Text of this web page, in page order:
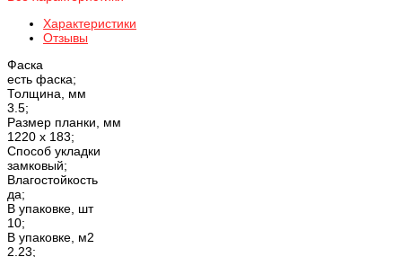
Характеристики
Отзывы
Фаска
есть фаска;
Толщина, мм
3.5;
Размер планки, мм
1220 х 183;
Способ укладки
замковый;
Влагостойкость
да;
В упаковке, шт
10;
В упаковке, м2
2.23;